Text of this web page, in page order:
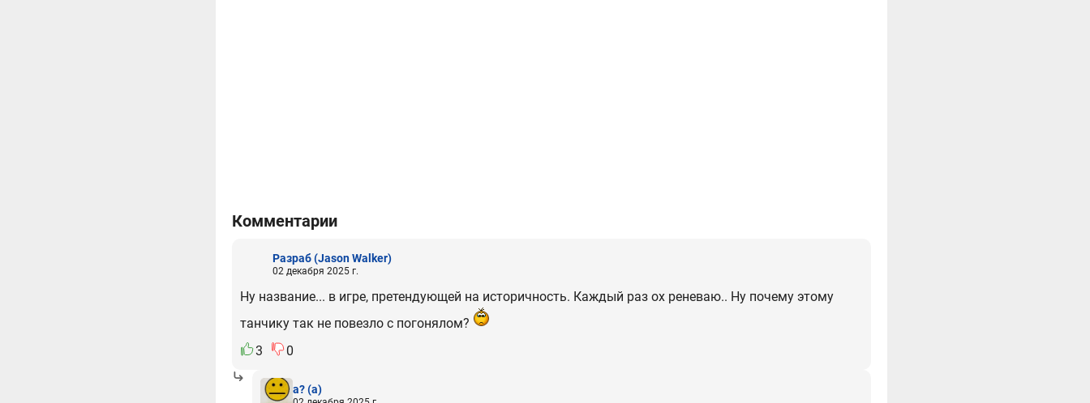
Комментарии
Разраб(Jason Walker)
02 декабря 2025 г.
Ну название... в игре, претендующей на историчность. Каждый раз ох реневаю.. Ну почему этому
танчику так не повезло с погонялом?
3
0
а?(а)